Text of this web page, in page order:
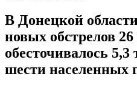
В Донецкой области
новых обстрелов
обесточивалось
шести населенных